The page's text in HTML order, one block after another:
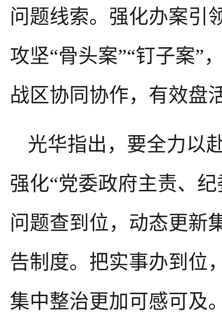
问题线索。强化办案引
攻坚“骨头案”“钉子案”
战区协同协作，有效盘
光华指出，要全力以
强化“党委政府主责、
问题查到位，动态更新
告制度。把实事办到位
集中整治更加可感可及